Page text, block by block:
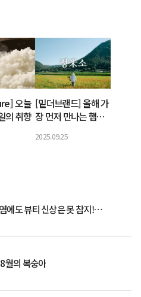
오늘
의 취향
[밑더브랜드] 올해 가
장 먼저 만나는 햅쌀,
2025.09.25
에도 뷰티 신상은 못 참지!
타 추천템
월의 복숭아